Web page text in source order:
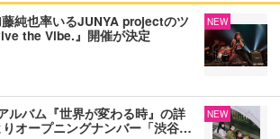
純也率いるJUNYA projectのツ
the Vibe.』開催が決定
NEW
ルバム『世界が変わる時』の詳
オープニングナンバー「渋谷…
NEW